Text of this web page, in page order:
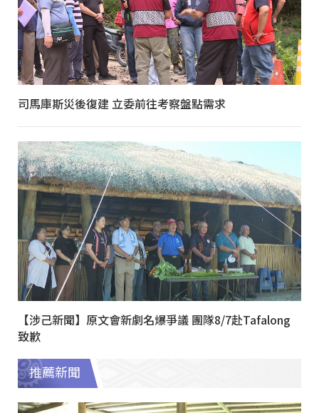
司馬庫斯災後復建 立委前往考察盤點需求
【涉己新聞】原文會新劇名爆爭議 團隊8/7赴Tafalong
致歉
推薦新聞